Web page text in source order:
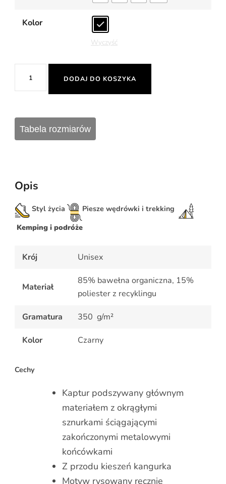
Kolor
Wyczyść
KAPTUREM
"ŚWIAT
W
DODAJ DO KOSZYKA
Tabela rozmiarów
Opis
Styl życia
Piesze wędrówki i trekking
Kemping i podróże
Krój Unisex
Materiał
85% bawełna organiczna, 15%
poliester z recyklingu
Gramatura 350 g/m²
Kolor Czarny
Cechy
Kaptur podszywany głównym
materiałem z okrągłymi
sznurkami ściągającymi
zakończonymi metalowymi
końcówkami
Z przodu kieszeń kangurka
Motyw rysowany ręcznie